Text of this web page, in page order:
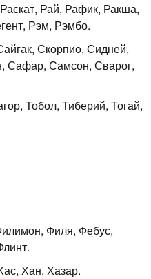
Рай, Рафик, Ракша,
Рэм, Рэмбо.
Скорпио, Сидней,
Сафар, Самсон, Сварог,
Тобол, Тиберий, Тогай,
Филя, Фебус,
Хан, Хазар.